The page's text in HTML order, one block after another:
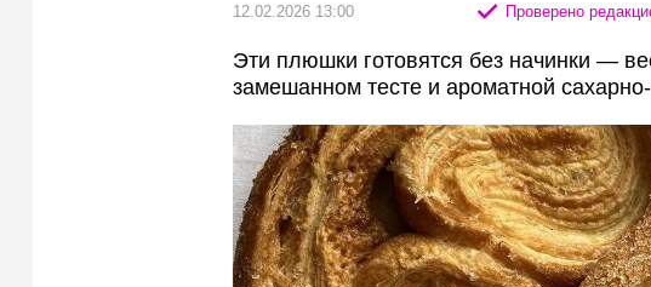
12.02.2026 13:00 Проверено
Эти плюшки готовятся без начинки —
замешанном тесте и ароматной